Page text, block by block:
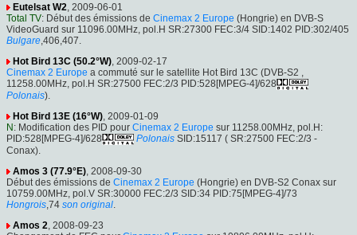
Eutelsat W2, 2009-06-01
Total TV: Début des émissions de Cinemax 2 Europe (Hongrie) en DVB-S
VideoGuard sur 11096.00MHz, pol.H SR:27300 FEC:3/4 SID:1402 PID:302/405
Bulgare,406,407.
Hot Bird 13C (50.2°W), 2009-02-17
Cinemax 2 Europe a commuté sur le satellite Hot Bird 13C (DVB-S2 ,
11258.00MHz, pol.H SR:27500 FEC:2/3 PID:528[MPEG-4]/628
Polonais).
Hot Bird 13E (16°W) , 2009-01-09
N: Modification des PID pour Cinemax 2 Europe sur 11258.00MHz, pol.H:
PID:528[MPEG-4]/628
Polonais SID:15117 ( SR:27500 FEC:2/3 -
Conax).
Amos 3 (77.9°E) , 2008-09-30
Début des émissions de Cinemax 2 Europe (Hongrie) en DVB-S2 Conax sur
10759.00MHz, pol.V SR:30000 FEC:2/3 SID:34 PID:75[MPEG-4]/73
Hongrois ,74 son original
Amos 2 , 2008-09-23